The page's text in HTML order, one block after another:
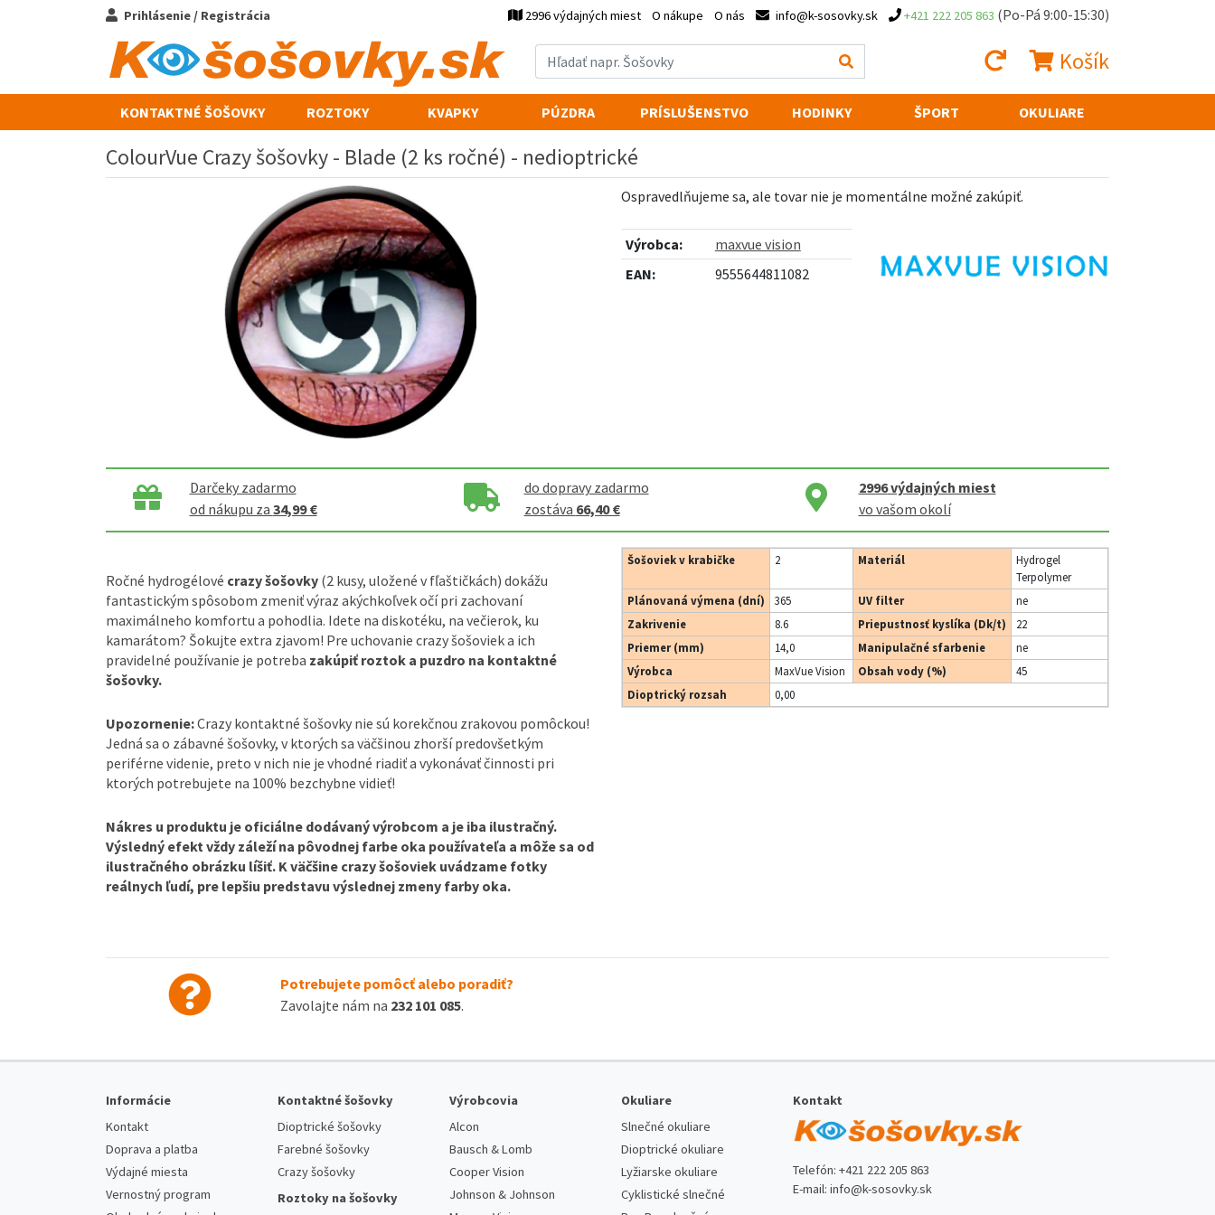
Prihlásenie / Registrácia 2996 výdajných miest O nákupe O nás info@k-sosovky.sk +421 222 205 863 (Po-Pá 9:00-15:30)
Košík
KONTAKTNÉ ŠOŠOVKY ROZTOKY KVAPKY PÚZDRA PRÍSLUŠENSTVO HODINKY ŠPORT OKULIARE
ColourVue Crazy šošovky - Blade (2 ks ročné) - nedioptrické
Ospravedlňujeme sa, ale tovar nie je momentálne možné zakúpiť.
Výrobca:
maxvue vision
EAN:
9555644811082
Darčeky zadarmo
od nákupu za 34,99 €
do dopravy zadarmo
zostáva 66,40 €
2996výdajných miest
vo vašom okolí
Ročné hydrogélové crazy šošovky (2 kusy, uložené v fľaštičkách) dokážu
fantastickým spôsobom zmeniť výraz akýchkoľvek očí pri zachovaní
maximálneho komfortu a pohodlia. Idete na diskotéku, na večierok, ku
kamarátom? Šokujte extra zjavom! Pre uchovanie crazy šošoviek a ich
pravidelné používanie je potreba zakúpiť roztok a puzdro na kontaktné
šošovky.
Upozornenie:Crazy kontaktné šošovky nie sú korekčnou zrakovou pomôckou!
Jedná sa o zábavné šošovky, v ktorých sa väčšinou zhorší predovšetkým
periférne videnie, preto v nich nie je vhodné riadiť a vykonávať činnosti pri
ktorých potrebujete na 100% bezchybne vidieť!
Nákres u produktu je oficiálne dodávaný výrobcom a je iba ilustračný.
Výsledný efekt vždy záleží na pôvodnej farbe oka používateľa a môže sa od
ilustračného obrázku líšiť. K väčšine crazy šošoviek uvádzame fotky
reálnych ľudí, pre lepšiu predstavu výslednej zmeny farby oka.
Šošoviek v krabičke 2 Materiál
Hydrogel
Terpolymer
Plánovaná výmena (dní)
365 UV filter
ne
Zakrivenie
8.6 Priepustnosť kyslíka (Dk/t)
22
Priemer (mm)
14,0 Manipulačné sfarbenie
ne
Výrobca
MaxVue Vision Obsah vody (%)
45
Dioptrický rozsah
0,00
Potrebujete pomôcť alebo poradiť?
Zavolajte nám na 232 101 085.
Informácie
Kontakt
Doprava a platba
Výdajné miesta
Vernostný program
Kontaktné šošovky
Dioptrické šošovky
Farebné šošovky
Crazy šošovky
Roztoky na šošovky
Výrobcovia
Alcon
Bausch & Lomb
Cooper Vision
Johnson & Johnson
Okuliare
Slnečné okuliare
Dioptrické okuliare
Lyžiarske okuliare
Cyklistické slnečné
Kontakt
Telefón: +421 222 205 863
E-mail: info@k-sosovky.sk